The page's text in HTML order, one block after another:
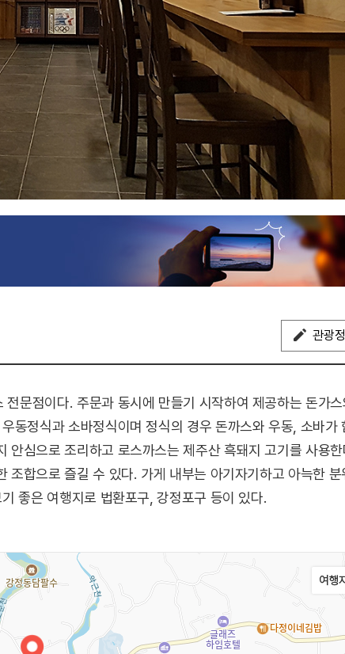
관광
문점이다. 주문과 동시에 만들기 시작하여 제공하는 돈가
동정식과 소바정식이며 정식의 경우 돈까스와 우동, 소바가
심으로 조리하고 로스까스는 제주산 흑돼지 고기를 사용
합으로 즐길 수 있다. 가게 내부는 아기자기하고 아늑한 분
좋은 여행지로 법환포구, 강정포구 등이 있다.